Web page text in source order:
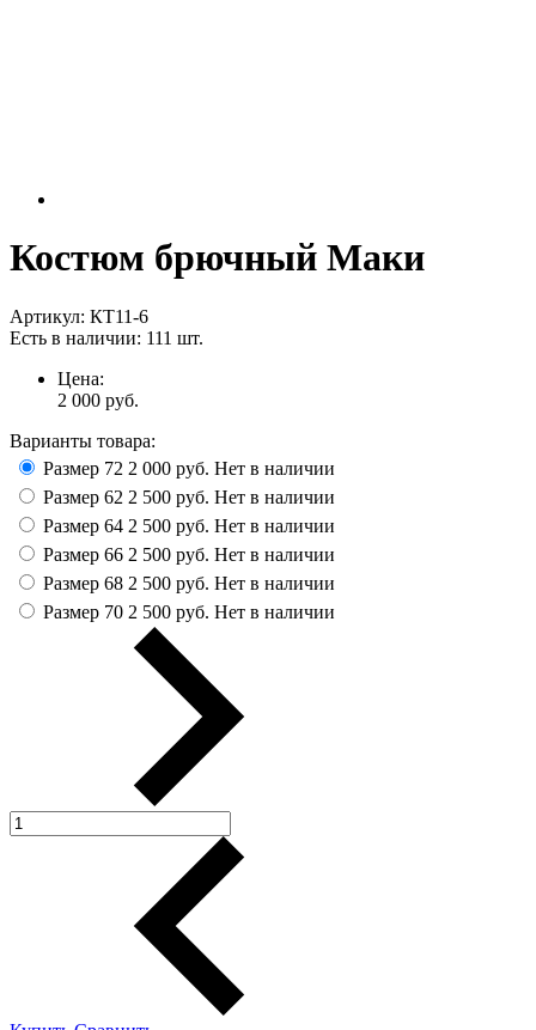
Костюм брючный Маки
Артикул: КТ11-6
Есть в наличии: 111 шт.
Цена:
2 000 руб.
Варианты товара:
Размер 72 2 000 руб. Нет в наличии
Размер 62 2 500 руб. Нет в наличии
Размер 64 2 500 руб. Нет в наличии
Размер 66 2 500 руб. Нет в наличии
Размер 68 2 500 руб. Нет в наличии
Размер 70 2 500 руб. Нет в наличии